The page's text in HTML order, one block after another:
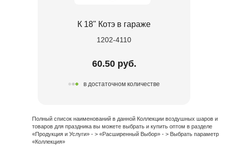
К 18" Котэ в гараже
1202-4110
60.50 руб.
в достаточном количестве
Полный список наименований в данной Коллекции воздушных шаров и
товаров для праздника вы можете выбрать и купить оптом в разделе
«Продукция и Услуги» - > «Расширенный Выбор» - > Выбрать параметр
«Коллекция»